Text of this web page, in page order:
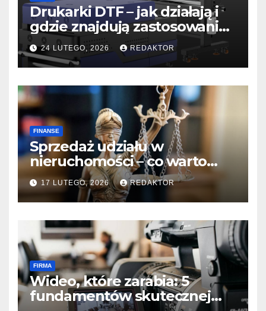
Drukarki DTF – jak działają i
gdzie znajdują zastosowanie
w druku bezpośrednim?
24 LUTEGO, 2026 REDAKTOR
FINANSE
Sprzedaż udziału w
nieruchomości – co warto
wiedzieć, gdy
współwłaściciele są w
konflikcie
17 LUTEGO, 2026 REDAKTOR
FIRMA
Wideo, które zarabia: 5
fundamentów skutecznej